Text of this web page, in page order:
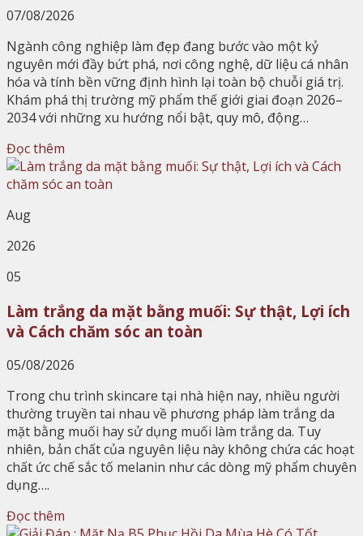
07/08/2026
Ngành công nghiệp làm đẹp đang bước vào một kỷ
nguyên mới đầy bứt phá, nơi công nghệ, dữ liệu cá nhân
hóa và tính bền vững định hình lại toàn bộ chuỗi giá trị.
Khám phá thị trường mỹ phẩm thế giới giai đoạn 2026–
2034 với những xu hướng nổi bật, quy mô, động…
Đọc thêm
Aug
2026
05
Làm trắng da mặt bằng muối: Sự thật, Lợi ích
và Cách chăm sóc an toàn
05/08/2026
Trong chu trình skincare tại nhà hiện nay, nhiều người
thường truyền tai nhau về phương pháp làm trắng da
mặt bằng muối hay sử dụng muối làm trắng da. Tuy
nhiên, bản chất của nguyên liệu này không chứa các hoạt
chất ức chế sắc tố melanin như các dòng mỹ phẩm chuyên
dụng….
Đọc thêm